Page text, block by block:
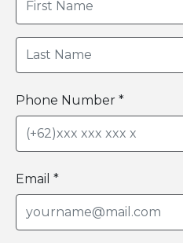
Phone Number *
Email *